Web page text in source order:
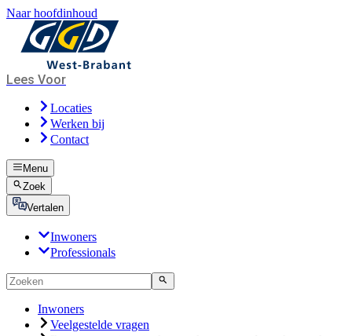
Naar hoofdinhoud
Lees Voor
Locaties
Werken bij
Contact
Menu
Zoek
Vertalen
Inwoners
Professionals
Inwoners
Veelgestelde vragen